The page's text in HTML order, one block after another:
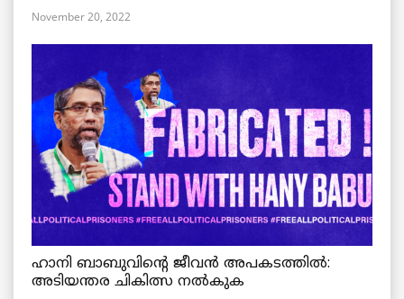
November 20, 2022
ഹാനി ബാബുവിന്റെ ജീവൻ അപകടത്തിൽ:
അടിയന്തര ചികിത്സ നൽകുക